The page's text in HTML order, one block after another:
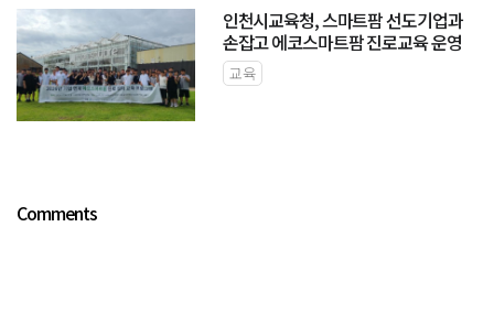
인천시교육청, 스마트팜 선도기업과
손잡고 에코스마트팜 진로교육 운영
교육
Comments